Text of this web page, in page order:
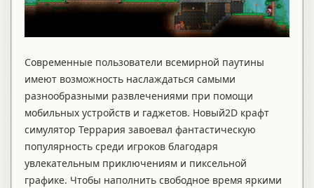
Современные пользователи всемирной паутины
имеют возможность наслаждаться самыми
разнообразными развлечениями при помощи
мобильных устройств и гаджетов. Новый2D крафт
симулятор Террария завоевал фантастическую
популярность среди игроков благодаря
увлекательным приключениям и пиксельной
графике. Чтобы наполнить свободное время яркими